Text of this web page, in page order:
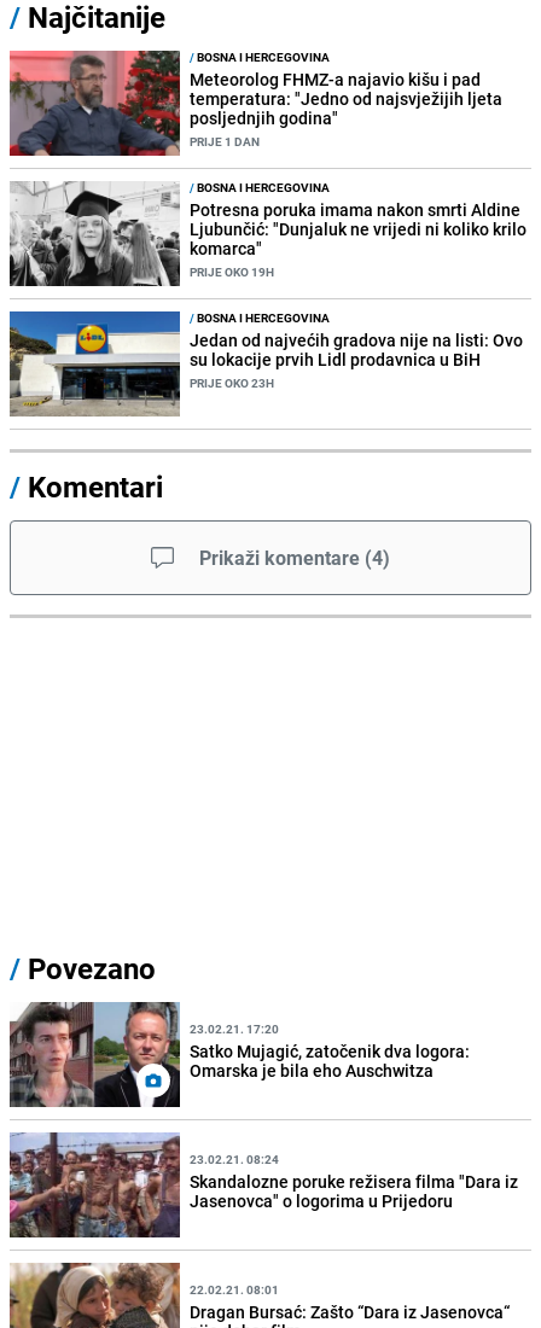
/ Najčitanije
/BOSNA I HERCEGOVINA
Meteorolog FHMZ-a najavio kišu i pad
temperatura: "Jedno od najsvježijih ljeta
posljednjih godina"
PRIJE 1 DAN
/BOSNA I HERCEGOVINA
Potresna poruka imama nakon smrti Aldine
Ljubunčić: "Dunjaluk ne vrijedi ni koliko krilo
komarca"
PRIJE OKO 19H
/BOSNA I HERCEGOVINA
Jedan od najvećih gradova nije na listi: Ovo
su lokacije prvih Lidl prodavnica u BiH
PRIJE OKO 23H
/ Komentari
Prikaži komentare (4)
/ Povezano
23.02.21. 17:20
Satko Mujagić, zatočenik dva logora:
Omarska je bila eho Auschwitza
23.02.21. 08:24
Skandalozne poruke režisera filma "Dara iz
Jasenovca" o logorima u Prijedoru
22.02.21. 08:01
Dragan Bursać: Zašto “Dara iz Jasenovca“